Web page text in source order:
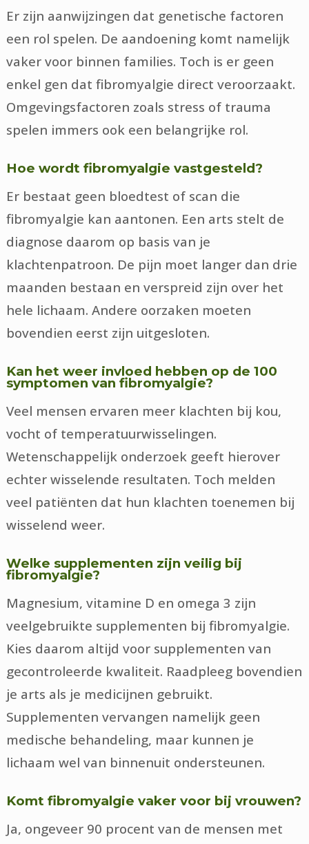
Er zijn aanwijzingen dat genetische factoren
een rol spelen. De aandoening komt namelijk
vaker voor binnen families. Toch is er geen
enkel gen dat fibromyalgie direct veroorzaakt.
Omgevingsfactoren zoals stress of trauma
spelen immers ook een belangrijke rol.
Hoe wordt fibromyalgie vastgesteld?
Er bestaat geen bloedtest of scan die
fibromyalgie kan aantonen. Een arts stelt de
diagnose daarom op basis van je
klachtenpatroon. De pijn moet langer dan drie
maanden bestaan en verspreid zijn over het
hele lichaam. Andere oorzaken moeten
bovendien eerst zijn uitgesloten.
Kan het weer invloed hebben op de 100
symptomen van fibromyalgie?
Veel mensen ervaren meer klachten bij kou,
vocht of temperatuurwisselingen.
Wetenschappelijk onderzoek geeft hierover
echter wisselende resultaten. Toch melden
veel patiënten dat hun klachten toenemen bij
wisselend weer.
Welke supplementen zijn veilig bij
fibromyalgie?
Magnesium, vitamine D en omega 3 zijn
veelgebruikte supplementen bij fibromyalgie.
Kies daarom altijd voor supplementen van
gecontroleerde kwaliteit. Raadpleeg bovendien
je arts als je medicijnen gebruikt.
Supplementen vervangen namelijk geen
medische behandeling, maar kunnen je
lichaam wel van binnenuit ondersteunen.
Komt fibromyalgie vaker voor bij vrouwen?
Ja, ongeveer 90 procent van de mensen met